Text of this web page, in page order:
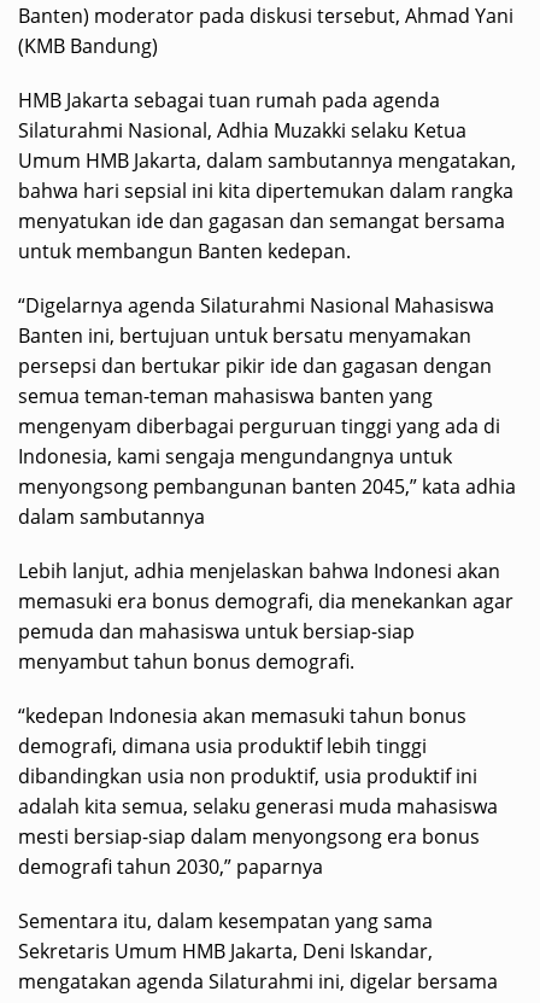
Banten) moderator pada diskusi tersebut, Ahmad Yani
(KMB Bandung)
HMB Jakarta sebagai tuan rumah pada agenda
Silaturahmi Nasional, Adhia Muzakki selaku Ketua
Umum HMB Jakarta, dalam sambutannya mengatakan,
bahwa hari sepsial ini kita dipertemukan dalam rangka
menyatukan ide dan gagasan dan semangat bersama
untuk membangun Banten kedepan.
“Digelarnya agenda Silaturahmi Nasional Mahasiswa
Banten ini, bertujuan untuk bersatu menyamakan
persepsi dan bertukar pikir ide dan gagasan dengan
semua teman-teman mahasiswa banten yang
mengenyam diberbagai perguruan tinggi yang ada di
Indonesia, kami sengaja mengundangnya untuk
menyongsong pembangunan banten 2045,” kata adhia
dalam sambutannya
Lebih lanjut, adhia menjelaskan bahwa Indonesi akan
memasuki era bonus demografi, dia menekankan agar
pemuda dan mahasiswa untuk bersiap-siap
menyambut tahun bonus demografi.
“kedepan Indonesia akan memasuki tahun bonus
demografi, dimana usia produktif lebih tinggi
dibandingkan usia non produktif, usia produktif ini
adalah kita semua, selaku generasi muda mahasiswa
mesti bersiap-siap dalam menyongsong era bonus
demografi tahun 2030,” paparnya
Sementara itu, dalam kesempatan yang sama
Sekretaris Umum HMB Jakarta, Deni Iskandar,
mengatakan agenda Silaturahmi ini, digelar bersama